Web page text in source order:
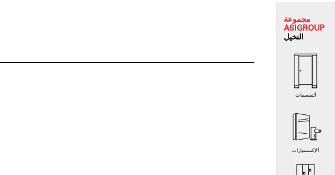
مجموعة
ASIGROUP
النخيل
التقسيمات
الإكسسوارات